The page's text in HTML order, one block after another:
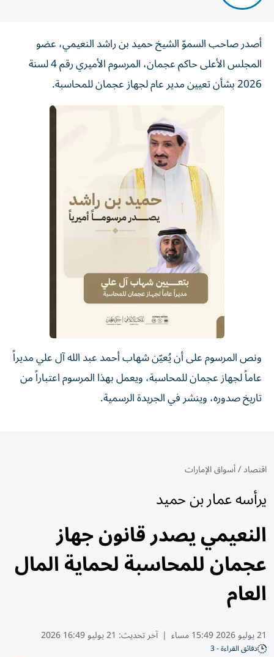
أصدر صاحب السموّ الشيخ حميد بن راشد النعيمي، عضو
المجلس الأعلى حاكم عجمان، المرسوم الأميري رقم 4 لسنة
2026 بشأن تعيين مدير عام لجهاز عجمان للمحاسبة.
ونص المرسوم على أن يُعيّن شهاب أحمد عبد الله آل علي مديراً
عاماً لجهاز عجمان للمحاسبة، ويعمل بهذا المرسوم اعتباراً من
تاريخ صدوره، وينشر في الجريدة الرسمية.
اقتصاد/أسواق الإمارات
يرأسه عمار بن حميد
النعيمي يصدر قانون جهاز
عجمان للمحاسبة لحماية المال
العام
21 يوليو 2026 15:49 مساء | آخر تحديث: 21 يوليو 16:49 2026
دقائق القراءة - 3